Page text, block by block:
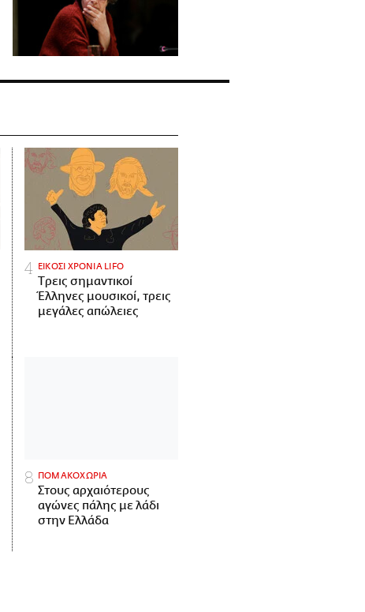
ΕΙΚΟΣΙ ΧΡΟΝΙΑ LIFO
Tρεις σημαντικοί
Έλληνες μουσικοί, τρεις
μεγάλες απώλειες
ΠΟΜΑΚΟΧΩΡΙΑ
Στους αρχαιότερους
αγώνες πάλης με λάδι
στην Ελλάδα